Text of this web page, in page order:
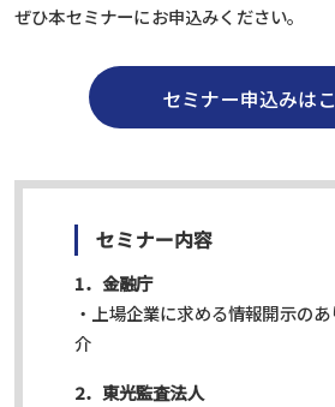
ぜひ本セミナーにお申込みください。
セミナー申込みは
セミナー内容
1．金融庁
・上場企業に求める情報開示の
介
2．東光監査法人